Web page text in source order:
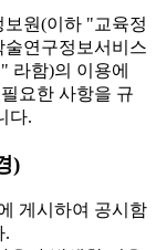
원(이하 "교육정
술연구정보서비스
라함)의 이용에
요한 사항을 규
다.
)
게시하여 공시함
.